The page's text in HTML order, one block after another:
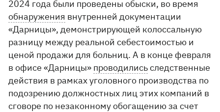
2024 года были проведены обыски, во время
обнаружения внутренней документации
«Дарницы», демонстрирующей колоссальную
разницу между реальной себестоимостью и
ценой продажи для больниц. А в конце февраля
в офисе «Дарницы» проводилисьследственные
действия в рамках уголовного производства по
подозрению должностных лиц этих компаний в
сговоре по незаконному обогащению за счет